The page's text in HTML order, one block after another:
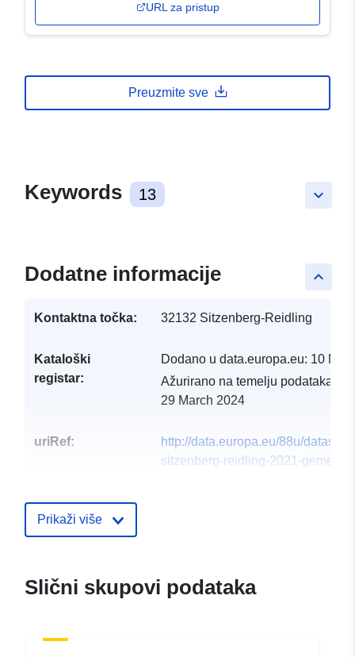
URL za pristup
Preuzmite sve
keyboard_arrow_down
Keywords 13
keyboard_arrow_up
Dodatne informacije
Kontaktna točka: 32132 Sitzenberg-Reidling
Kataloški
registar:
Dodano u data.europa.eu: 10
Ažurirano na temelju
29 March 2024
uriRef:
http://data.europa.eu/88u/
sitzenberg-reidling-2021-
Prikaži više
Slični skupovi podataka